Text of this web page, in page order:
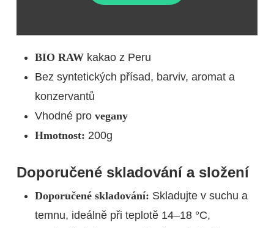
BIO RAWkakao z Peru
Bez syntetických přísad, barviv, aromat a
konzervantů
Vhodné pro vegany
Hmotnost: 200g
Doporučené skladování a složení
Doporučené skladování: Skladujte v suchu a
temnu, ideálně při teplotě 14–18 °C,